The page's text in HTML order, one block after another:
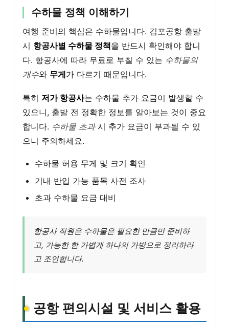
수하물 정책 이해하기
여행 준비의 핵심은 수하물입니다. 김포공항 출발
시 항공사별 수하물 정책을 반드시 확인해야 합니
다. 항공사에 따라 무료로 부칠 수 있는 수하물의
개수와 무게가 다르기 때문입니다.
특히 저가 항공사는 수하물 추가 요금이 발생할 수
있으니, 출발 전 정확한 정보를 알아보는 것이 중요
합니다. 수하물 초과시 추가 요금이 부과될 수 있
으니 주의하세요.
수하물 허용 무게 및 크기 확인
기내 반입 가능 품목 사전 조사
초과 수하물 요금 대비
항공사 직원은 수하물은 필요한 만큼만 준비하
고, 가능한 한 가볍게 하나의 가방으로 정리하라
고 조언합니다.
공항 편의시설 및 서비스 활용